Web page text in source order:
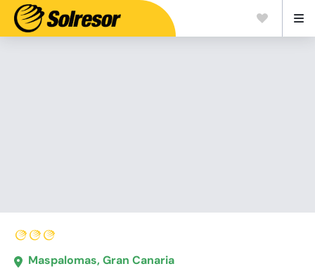
Maspalomas, Gran Canaria